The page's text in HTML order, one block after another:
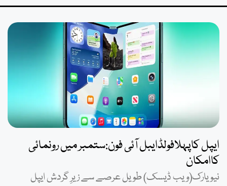
ایپل کاپہلافولڈایبل آئی فون:ستمبر میں رونمائی
کاامکان
نیویارک(ویب ڈیسک) طویل عرصے سے زیرِ گردش ایپل